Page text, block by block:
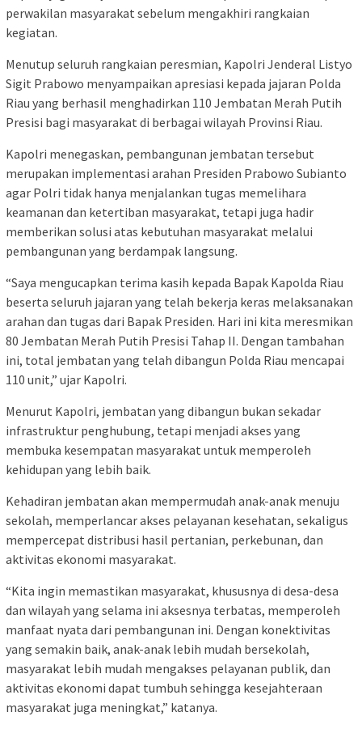
perwakilan masyarakat sebelum mengakhiri rangkaian
kegiatan.
Menutup seluruh rangkaian peresmian, Kapolri Jenderal Listyo
Sigit Prabowo menyampaikan apresiasi kepada jajaran Polda
Riau yang berhasil menghadirkan 110 Jembatan Merah Putih
Presisi bagi masyarakat di berbagai wilayah Provinsi Riau.
Kapolri menegaskan, pembangunan jembatan tersebut
merupakan implementasi arahan Presiden Prabowo Subianto
agar Polri tidak hanya menjalankan tugas memelihara
keamanan dan ketertiban masyarakat, tetapi juga hadir
memberikan solusi atas kebutuhan masyarakat melalui
pembangunan yang berdampak langsung.
“Saya mengucapkan terima kasih kepada Bapak Kapolda Riau
beserta seluruh jajaran yang telah bekerja keras melaksanakan
arahan dan tugas dari Bapak Presiden. Hari ini kita meresmikan
80 Jembatan Merah Putih Presisi Tahap II. Dengan tambahan
ini, total jembatan yang telah dibangun Polda Riau mencapai
110 unit,” ujar Kapolri.
Menurut Kapolri, jembatan yang dibangun bukan sekadar
infrastruktur penghubung, tetapi menjadi akses yang
membuka kesempatan masyarakat untuk memperoleh
kehidupan yang lebih baik.
Kehadiran jembatan akan mempermudah anak-anak menuju
sekolah, memperlancar akses pelayanan kesehatan, sekaligus
mempercepat distribusi hasil pertanian, perkebunan, dan
aktivitas ekonomi masyarakat.
“Kita ingin memastikan masyarakat, khususnya di desa-desa
dan wilayah yang selama ini aksesnya terbatas, memperoleh
manfaat nyata dari pembangunan ini. Dengan konektivitas
yang semakin baik, anak-anak lebih mudah bersekolah,
masyarakat lebih mudah mengakses pelayanan publik, dan
aktivitas ekonomi dapat tumbuh sehingga kesejahteraan
masyarakat juga meningkat,” katanya.